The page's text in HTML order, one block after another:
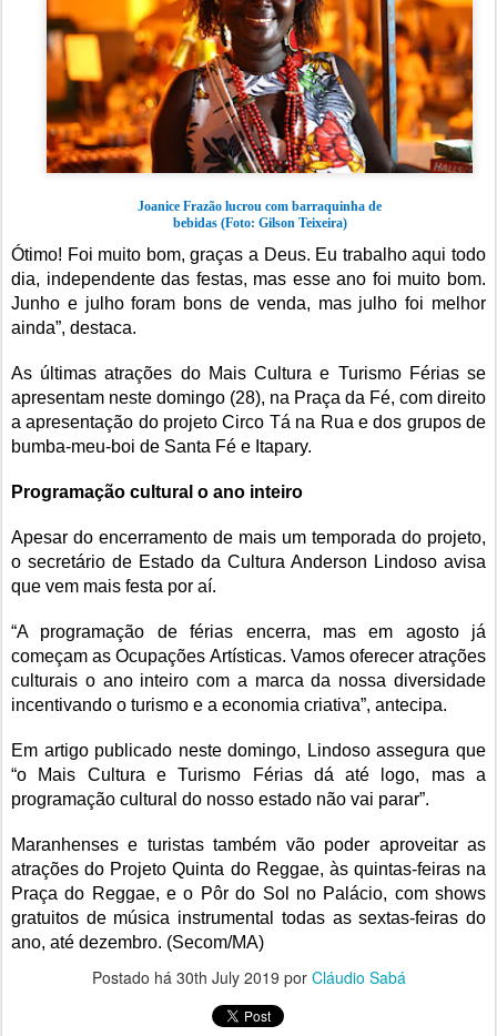
Joanice Frazão lucrou com barraquinha de
bebidas (Foto: Gilson Teixeira)
Ótimo! Foi muito bom, graças a Deus. Eu trabalho aqui todo
dia, independente das festas, mas esse ano foi muito bom.
Junho e julho foram bons de venda, mas julho foi melhor
ainda”, destaca.
As últimas atrações do Mais Cultura e Turismo Férias se
apresentam neste domingo (28), na Praça da Fé, com direito
a apresentação do projeto Circo Tá na Rua e dos grupos de
bumba-meu-boi de Santa Fé e Itapary.
Programação cultural o ano inteiro
Apesar do encerramento de mais um temporada do projeto,
o secretário de Estado da Cultura Anderson Lindoso avisa
que vem mais festa por aí.
“A programação de férias encerra, mas em agosto já
começam as Ocupações Artísticas. Vamos oferecer atrações
culturais o ano inteiro com a marca da nossa diversidade
incentivando o turismo e a economia criativa”, antecipa.
Em artigo publicado neste domingo, Lindoso assegura que
“o Mais Cultura e Turismo Férias dá até logo, mas a
programação cultural do nosso estado não vai parar”.
Maranhenses e turistas também vão poder aproveitar as
atrações do Projeto Quinta do Reggae, às quintas-feiras na
Praça do Reggae, e o Pôr do Sol no Palácio, com shows
gratuitos de música instrumental todas as sextas-feiras do
ano, até dezembro. (Secom/MA)
Postado há 30th July 2019 por Cláudio Sabá